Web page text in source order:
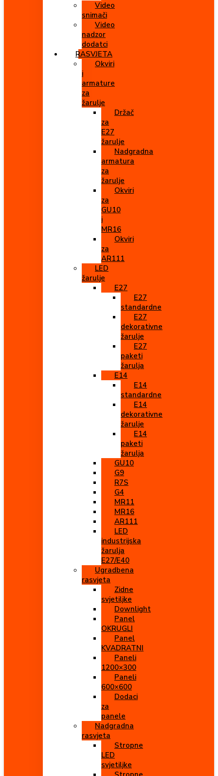
Video
snimači
Video
nadzor
dodatci
RASVJETA
Okviri
i
armature
za
žarulje
Držač
za
E27
žarulje
Nadgradna
armatura
za
žarulje
Okviri
za
GU10
i
MR16
Okviri
za
AR111
LED
žarulje
E27
E27
standardne
E27
dekorativne
žarulje
E27
paketi
žarulja
E14
E14
standardne
E14
dekorativne
žarulje
E14
paketi
žarulja
GU10
G9
R7S
G4
MR11
MR16
AR111
LED
industrijska
žarulja
E27/E40
Ugradbena
rasvjeta
Zidne
svjetiljke
Downlight
Panel
OKRUGLI
Panel
KVADRATNI
Paneli
1200×300
Paneli
600×600
Dodaci
za
panele
Nadgradna
rasvjeta
Stropne
LED
svjetiljke